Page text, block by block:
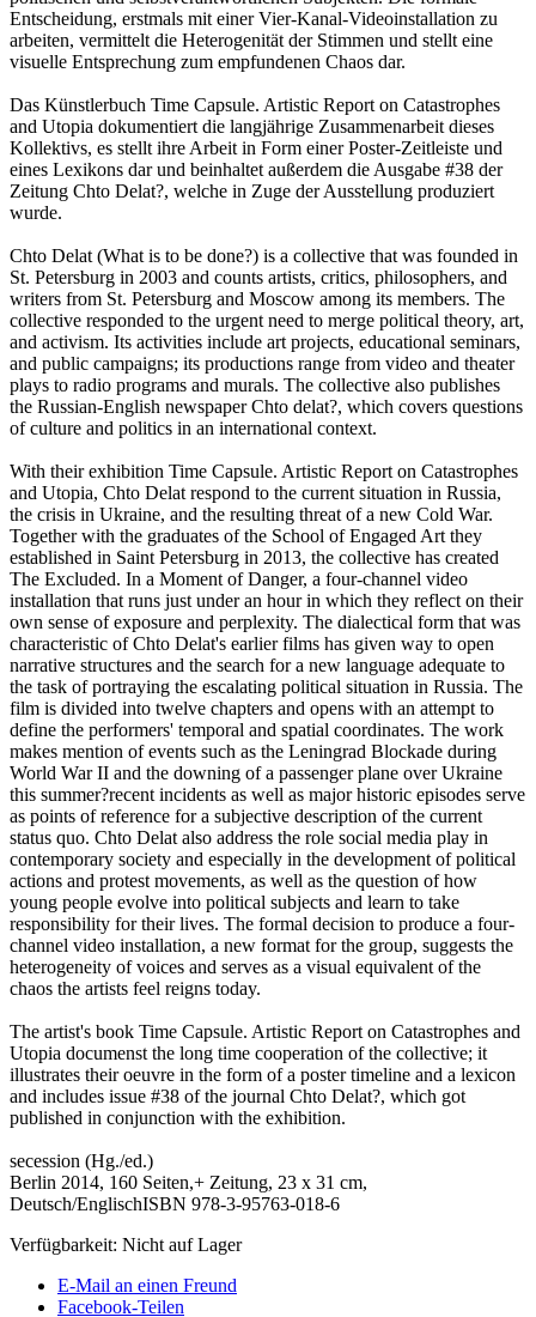
Entscheidung, erstmals mit einer Vier-Kanal-Videoinstallation zu
arbeiten, vermittelt die Heterogenität der Stimmen und stellt eine
visuelle Entsprechung zum empfundenen Chaos dar.
Das Künstlerbuch Time Capsule. Artistic Report on Catastrophes
and Utopia dokumentiert die langjährige Zusammenarbeit dieses
Kollektivs, es stellt ihre Arbeit in Form einer Poster-Zeitleiste und
eines Lexikons dar und beinhaltet außerdem die Ausgabe #38 der
Zeitung Chto Delat?, welche in Zuge der Ausstellung produziert
wurde.
Chto Delat (What is to be done?) is a collective that was founded in
St. Petersburg in 2003 and counts artists, critics, philosophers, and
writers from St. Petersburg and Moscow among its members. The
collective responded to the urgent need to merge political theory, art,
and activism. Its activities include art projects, educational seminars,
and public campaigns; its productions range from video and theater
plays to radio programs and murals. The collective also publishes
the Russian-English newspaper Chto delat?, which covers questions
of culture and politics in an international context.
With their exhibition Time Capsule. Artistic Report on Catastrophes
and Utopia, Chto Delat respond to the current situation in Russia,
the crisis in Ukraine, and the resulting threat of a new Cold War.
Together with the graduates of the School of Engaged Art they
established in Saint Petersburg in 2013, the collective has created
The Excluded. In a Moment of Danger, a four-channel video
installation that runs just under an hour in which they reflect on their
own sense of exposure and perplexity. The dialectical form that was
characteristic of Chto Delat's earlier films has given way to open
narrative structures and the search for a new language adequate to
the task of portraying the escalating political situation in Russia. The
film is divided into twelve chapters and opens with an attempt to
define the performers' temporal and spatial coordinates. The work
makes mention of events such as the Leningrad Blockade during
World War II and the downing of a passenger plane over Ukraine
this summer?recent incidents as well as major historic episodes serve
as points of reference for a subjective description of the current
status quo. Chto Delat also address the role social media play in
contemporary society and especially in the development of political
actions and protest movements, as well as the question of how
young people evolve into political subjects and learn to take
responsibility for their lives. The formal decision to produce a four-
channel video installation, a new format for the group, suggests the
heterogeneity of voices and serves as a visual equivalent of the
chaos the artists feel reigns today.
The artist's book Time Capsule. Artistic Report on Catastrophes and
Utopia documenst the long time cooperation of the collective; it
illustrates their oeuvre in the form of a poster timeline and a lexicon
and includes issue #38 of the journal Chto Delat?, which got
published in conjunction with the exhibition.
secession (Hg./ed.)
Berlin 2014, 160 Seiten,+ Zeitung, 23 x 31 cm,
Deutsch/EnglischISBN 978-3-95763-018-6
Verfügbarkeit: Nicht auf Lager
E-Mail an einen Freund
Facebook-Teilen